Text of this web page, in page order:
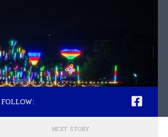
FOLLOW:
NEXT STORY